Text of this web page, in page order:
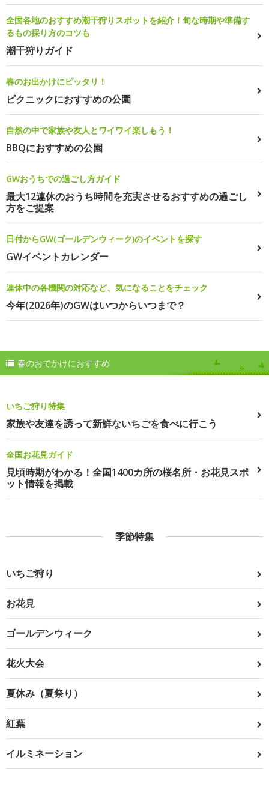
全国各地のおすすめ潮干狩りスポットを紹介！旬な時期や準備す
るもの採り方のコツも
潮干狩りガイド
春のお出かけにピッタリ！
ピクニックにおすすめの公園
自然の中で家族や友人とワイワイ楽しもう！
BBQにおすすめの公園
GWおうちでの過ごし方ガイド
最大12連休のおうち時間を充実させるおすすめの過ごし
方をご提案
日付からGW(ゴールデンウィーク)のイベントを探す
GWイベントカレンダー
連休中の各機関の対応など、気になることをチェック
今年(2026年)のGWはいつからいつまで？
春のおでかけにおすすめ
いちご狩り特集
家族や友達を誘って新鮮ないちごを食べに行こう
全国お花見ガイド
見頃時期がわかる！全国1400カ所の桜名所・お花見スポ
ット情報を掲載
季節特集
いちご狩り
お花見
ゴールデンウィーク
花火大会
夏休み（夏祭り）
紅葉
イルミネーション